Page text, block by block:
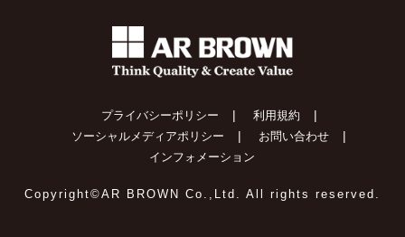
プライバシーポリシー | 利用規約 |
ソーシャルメディアポリシー | お問い合わせ |
インフォメーション
Copyright©AR BROWN Co.,Ltd. All rights reserved.